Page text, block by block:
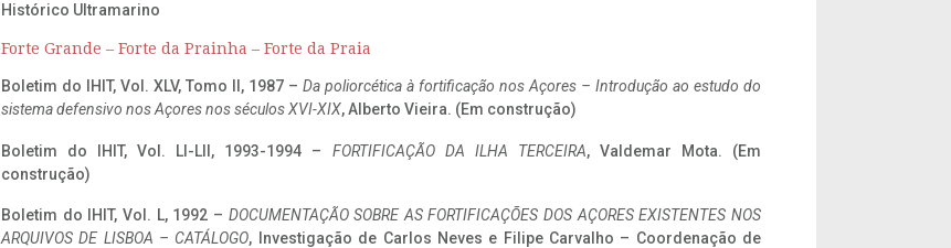
Histórico Ultramarino
Forte Grande – Forte da Prainha – Forte da Praia
Boletim do IHIT, Vol. XLV, Tomo II, 1987 – Da poliorcética à fortificação nos Açores – Introdução ao estudo do
sistema defensivo nos Açores nos séculos XVI-XIX, Alberto Vieira. (Em construção)
Boletim do IHIT, Vol. LI-LII, 1993-1994 – FORTIFICAÇÃO DA ILHA TERCEIRA, Valdemar Mota. (Em
construção)
Boletim do IHIT, Vol. L, 1992 – DOCUMENTAÇÃO SOBRE AS FORTIFICAÇÕES DOS AÇORES EXISTENTES NOS
ARQUIVOS DE LISBOA – CATÁLOGO, Investigação de Carlos Neves e Filipe Carvalho – Coordenação de